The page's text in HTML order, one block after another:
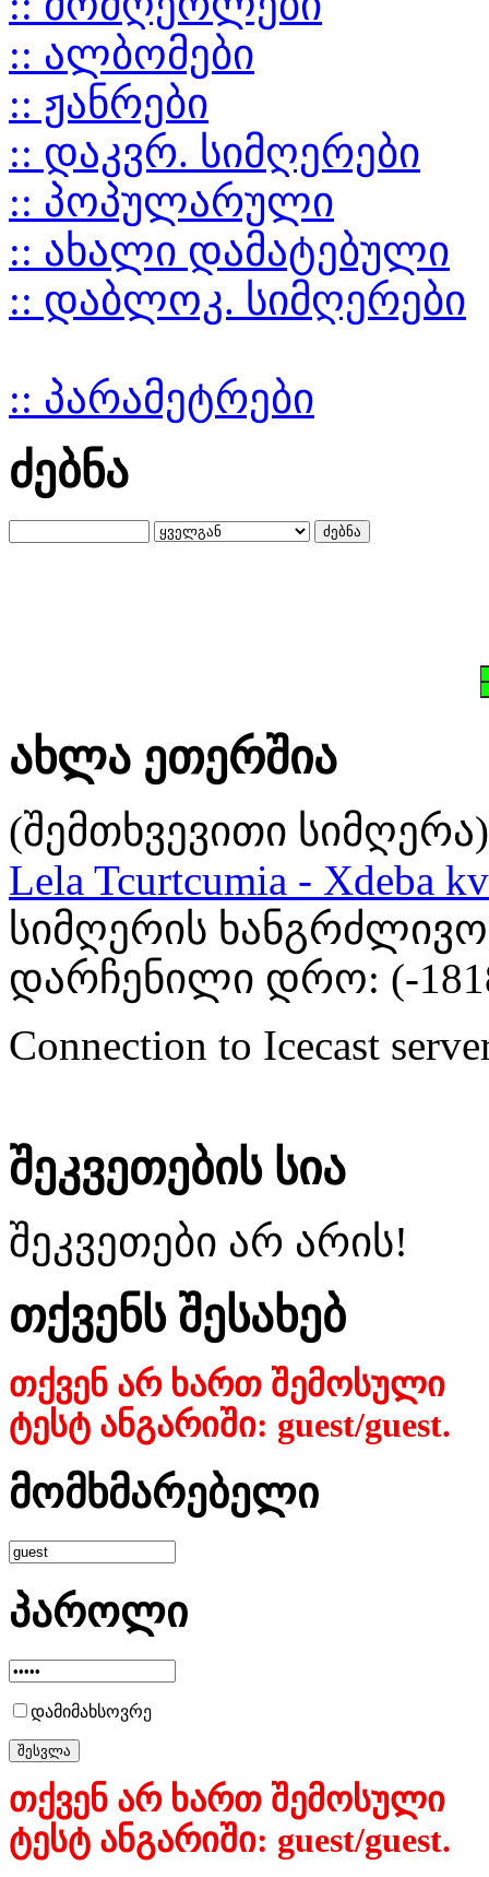
:: ალბომები
:: ჟანრები
:: დაკვრ. სიმღერები
:: პოპულარული
:: ახალი დამატებული
:: დაბლოკ. სიმღერები
:: პარამეტრები
ძებნა
ახლა ეთერშია
(შემთხვევითი სიმღერა)
Lela Tcurtcumia - Xdeba
სიმღერის
დარჩენილი დრო: (-
Connection to Icecast
შეკვეთების სია
შეკვეთები არ არის!
თქვენს შესახებ
თქვენ არ ხართ შემოსული
ტესტ ანგარიში: guest/guest.
მომხმარებელი
პაროლი
დამიმახსოვრე
თქვენ არ ხართ შემოსული
ტესტ ანგარიში: guest/guest.